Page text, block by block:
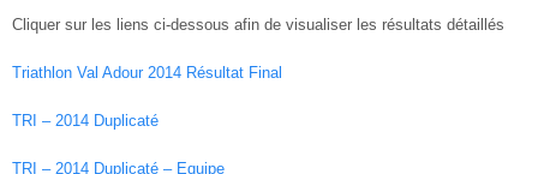
Cliquer sur les liens ci-dessous afin de visualiser les résultats détaillés
Triathlon Val Adour 2014 Résultat Final
TRI – 2014 Duplicaté
TRI – 2014 Duplicaté – Equipe